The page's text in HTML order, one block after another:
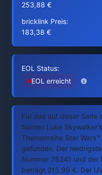
253,88 €
bricklink Preis:
183,38 €
EOL Status:
EOL erreicht
Für das auf dieser Seite
Namen Luke
Themenreihe Star
gefunden. Der
Nummer 75341 und der
beträgt 215,99 €. Der